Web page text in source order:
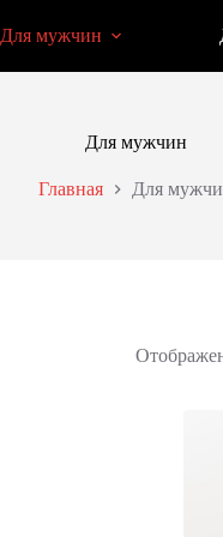
Для мужчин
Для мужчин
Главная Для